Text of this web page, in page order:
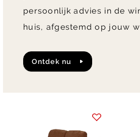
persoonlijk advies in de
huis, afgestemd op jouw
Ontdek nu